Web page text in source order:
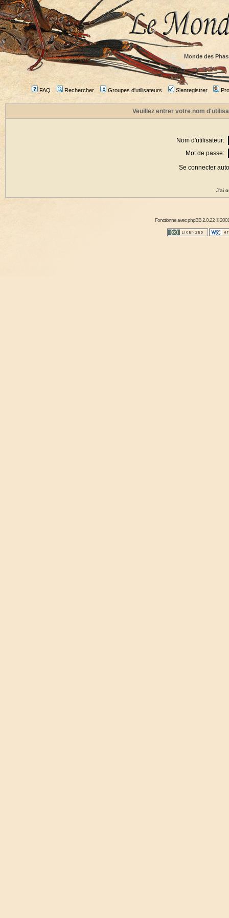
Monde des
FAQ Rechercher Groupes d'utilisateurs S'enregistrer
Veuillez entrer votre nom
Nom d'utilisateur:
Mot de passe:
Se connecter
J'ai
Fonctionne avecphpBB2.0.22 ©